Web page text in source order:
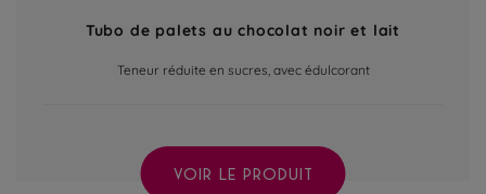
Tubo de palets au chocolat noir et lait
Teneur réduite en sucres, avec édulcorant
VOIR LE PRODUIT